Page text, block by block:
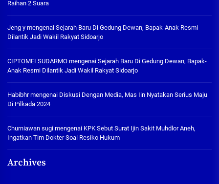
Raihan 2 Suara
Jeng y mengenai Sejarah Baru Di Gedung Dewan, Bapak-Anak Resmi
Dilantik Jadi Wakil Rakyat Sidoarjo
CIPTOMEI SUDARMO mengenai Sejarah Baru Di Gedung Dewan, Bapak-
Anak Resmi Dilantik Jadi Wakil Rakyat Sidoarjo
Habibhrmengenai Diskusi Dengan Media, Mas Iin Nyatakan Serius Maju
Di Pilkada 2024
Churniawan sugi mengenai KPK Sebut Surat Ijin Sakit Muhdlor Aneh,
Ingatkan Tim Dokter Soal Resiko Hukum
Archives